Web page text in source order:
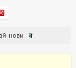
нови